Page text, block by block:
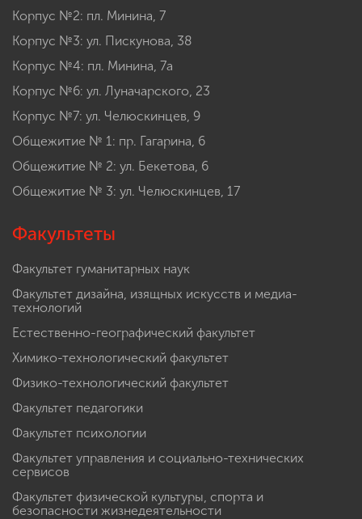
Корпус №2: пл. Минина, 7
Корпус №3: ул. Пискунова, 38
Корпус №4: пл. Минина, 7а
Корпус №6: ул. Луначарского, 23
Корпус №7: ул. Челюскинцев, 9
Общежитие № 1: пр. Гагарина, 6
Общежитие № 2: ул. Бекетова, 6
Общежитие № 3: ул. Челюскинцев, 17
Факультеты
Факультет гуманитарных наук
Факультет дизайна, изящных искусств и медиа-
технологий
Естественно-географический факультет
Химико-технологический факультет
Физико-технологический факультет
Факультет педагогики
Факультет психологии
Факультет управления и социально-технических
сервисов
Факультет физической культуры, спорта и
безопасности жизнедеятельности